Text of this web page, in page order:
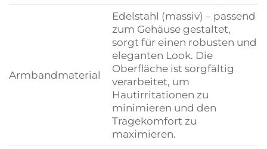
Armbandmaterial
Edelstahl (massiv) – passend
zum Gehäuse gestaltet,
sorgt für einen robusten und
eleganten Look. Die
Oberfläche ist sorgfältig
verarbeitet, um
Hautirritationen zu
minimieren und den
Tragekomfort zu
maximieren.